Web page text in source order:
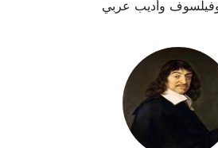
وأديب عربي